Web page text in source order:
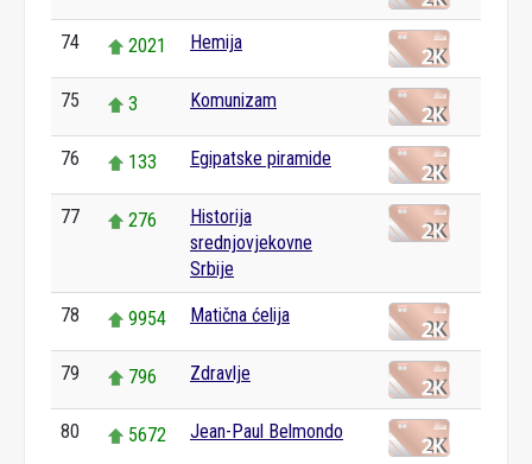
74 2021 Hemija
75 3 Komunizam
76 133 Egipatske piramide
77 276
Historija
srednjovjekovne
Srbije
78 9954 Matična ćelija
79 796 Zdravlje
80 5672 Jean-Paul Belmondo